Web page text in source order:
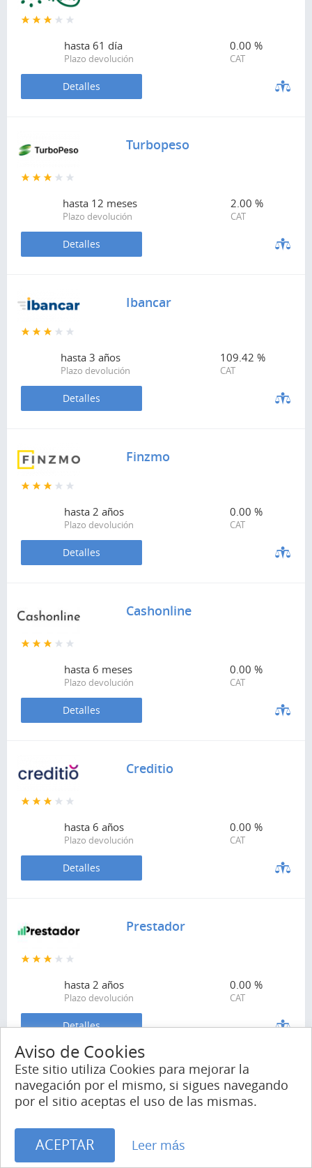
hasta 61 día
Plazo devolución
0.00 %
CAT
Detalles
Turbopeso
hasta 12 meses
Plazo devolución
2.00 %
CAT
Detalles
Ibancar
hasta 3 años
Plazo devolución
109.42 %
CAT
Detalles
Finzmo
hasta 2 años
Plazo devolución
0.00 %
CAT
Detalles
Cashonline
hasta 6 meses
Plazo devolución
0.00 %
CAT
Detalles
Creditio
hasta 6 años
Plazo devolución
0.00 %
CAT
Detalles
Prestador
hasta 2 años
Plazo devolución
0.00 %
CAT
Detalles
Mepresta
hasta3 años
Aviso de Cookies
Este sitio utiliza Cookies para mejorar la
navegación por el mismo, si sigues navegando
por el sitio aceptas el uso de las mismas.
ACEPTAR Leer más